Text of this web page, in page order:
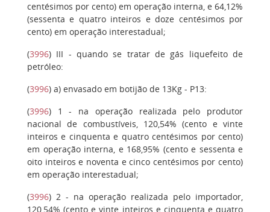
centésimos por cento) em operação interna, e 64,12%
(sessenta e quatro inteiros e doze centésimos por
cento) em operação interestadual;
(3996) III - quando se tratar de gás liquefeito de
petróleo:
(3996) a) envasado em botijão de 13Kg - P13:
(3996) 1
- na operação realizada pelo produtor
nacional de combustíveis, 120,54% (cento e vinte
inteiros e cinquenta e quatro centésimos por cento)
em operação interna, e 168,95% (cento e sessenta e
oito inteiros e noventa e cinco centésimos por cento)
em operação interestadual;
(3996) 2 - na operação realizada pelo importador,
120,54% (cento e vinte inteiros e cinquenta e quatro